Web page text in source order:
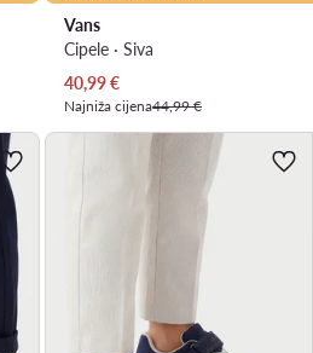
Vans
Cipele · Siva
Trenutna cijena
40,99€
Najniža cijena44,99 €